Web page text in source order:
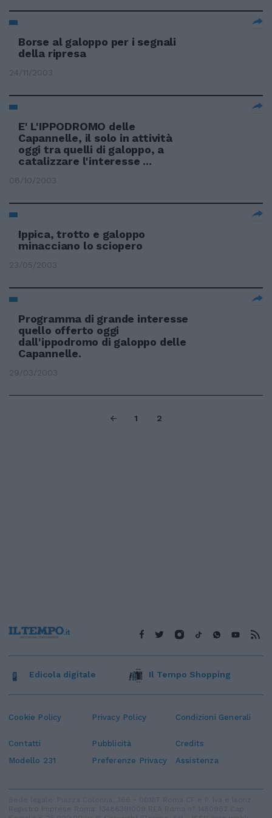
Borse al galoppo per i segnali
della ripresa
24/11/2003
E' L'IPPODROMO delle
Capannelle, il solo in attività
oggi tra quelli di galoppo, a
catalizzare l'interesse ...
06/10/2003
Ippica, trotto e galoppo
minacciano lo sciopero
23/05/2003
Programma di grande interesse
quello offerto oggi
dall'ippodromo di galoppo delle
Capannelle.
29/03/2003
1 2
Cookie Policy Privacy Policy Condizioni Generali
Contatti Pubblicità
Credits
Modello 231
Preferenze Privacy Assistenza
Edicola digitale Il Tempo Shopping